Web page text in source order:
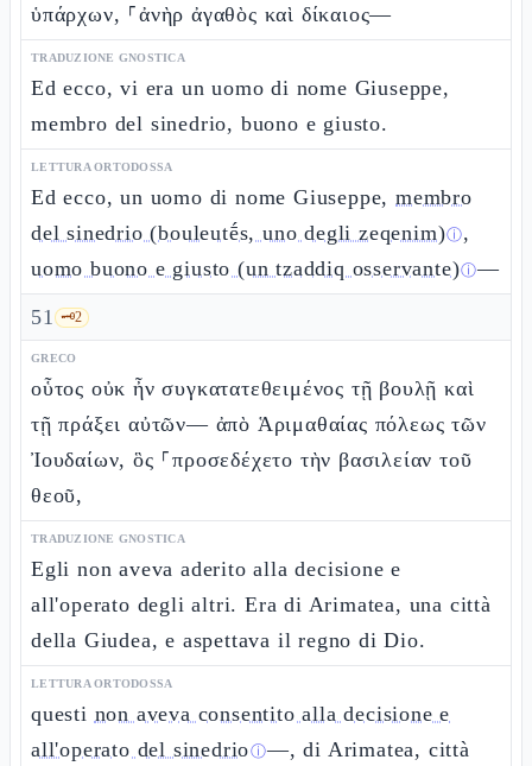
ὑπάρχων, ⸀ἀνὴρ ἀγαθὸς καὶ δίκαιος—
TRADUZIONE GNOSTICA
Ed ecco, vi era un uomo di nome Giuseppe,
membro del sinedrio, buono e giusto.
LETTURA ORTODOSSA
Ed ecco, un uomo di nome Giuseppe, membro
del sinedrio (bouleutḗs, uno degli zeqenim)ⓘ,
uomo buono e giusto (un tzaddiq osservante)ⓘ—
51 🗝️2
GRECO
οὗτος οὐκ ἦν συγκατατεθειμένος τῇ βουλῇ καὶ
τῇ πράξει αὐτῶν— ἀπὸ Ἁριμαθαίας πόλεως τῶν
Ἰουδαίων, ὃς ⸀προσεδέχετο τὴν βασιλείαν τοῦ
θεοῦ,
TRADUZIONE GNOSTICA
Egli non aveva aderito alla decisione e
all'operato degli altri. Era di Arimatea, una città
della Giudea, e aspettava il regno di Dio.
LETTURA ORTODOSSA
questi non aveva consentito alla decisione e
all'operato del sinedrioⓘ—, di Arimatea, città